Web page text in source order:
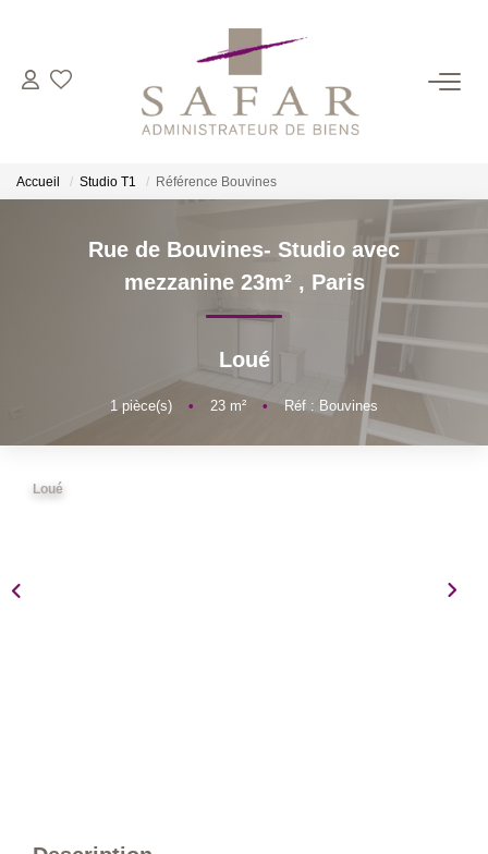
NOS CABINETS
Safar
Nous Rejoindre
Accueil Studio T1 Référence Bouvines
Rue de Bouvines- Studio avec
mezzanine 23m² , Paris
Loué
1 pièce(s) • 23 m² • Réf : Bouvines
Loué